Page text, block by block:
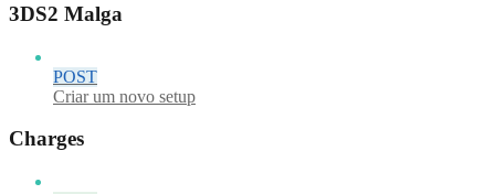
3DS2 Malga
POST
Criar um novo setup
Charges